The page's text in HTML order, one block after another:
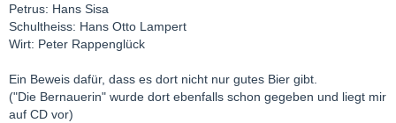
Petrus: Hans Sisa
Schultheiss: Hans Otto Lampert
Wirt: Peter Rappenglück
Ein Beweis dafür, dass es dort nicht nur gutes Bier gibt.
("Die Bernauerin" wurde dort ebenfalls schon gegeben und liegt mir
auf CD vor)